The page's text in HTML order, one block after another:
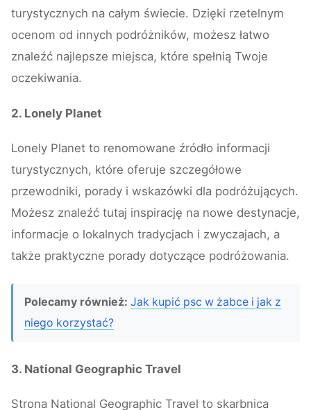
turystycznych na całym świecie. Dzięki rzetelnym
ocenom od innych podróżników, możesz łatwo
znaleźć najlepsze miejsca, które spełnią Twoje
oczekiwania.
2. Lonely Planet
Lonely Planet to renomowane źródło informacji
turystycznych, które oferuje szczegółowe
przewodniki, porady i wskazówki dla podróżujących.
Możesz znaleźć tutaj inspirację na nowe destynacje,
informacje o lokalnych tradycjach i zwyczajach, a
także praktyczne porady dotyczące podróżowania.
Polecamy również: Jak kupić psc w żabce i jak z
niego korzystać?
3. National Geographic Travel
Strona National Geographic Travel to skarbnica